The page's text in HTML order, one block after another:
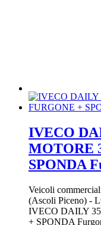
IVECO
MOTORE
SPONDA
Veicoli
(Ascoli Piceno) -
IVECO DAILY
+ SPONDA